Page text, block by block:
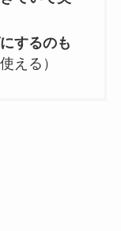
するのも
える）